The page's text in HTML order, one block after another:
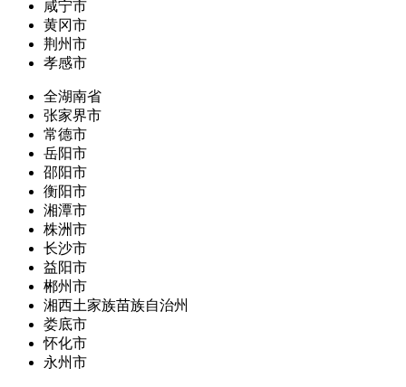
咸宁市
黄冈市
荆州市
孝感市
全湖南省
张家界市
常德市
岳阳市
邵阳市
衡阳市
湘潭市
株洲市
长沙市
益阳市
郴州市
湘西土家族苗族自治州
娄底市
怀化市
永州市